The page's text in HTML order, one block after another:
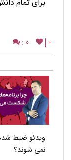
برای تمام
-
0 :
ویدئو ضبط شده
نمی شوند؟